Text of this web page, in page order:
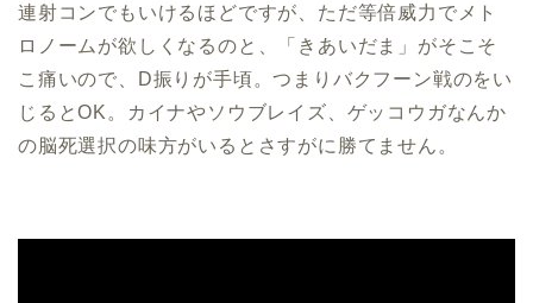
連射コンでもいけるほどですが、ただ等倍威力でメト
ロノームが欲しくなるのと、「きあいだま」がそこそ
こ痛いので、D振りが手頃。つまりバクフーン戦のをい
じるとOK。カイナやソウブレイズ、ゲッコウガなんか
の脳死選択の味方がいるとさすがに勝てません。